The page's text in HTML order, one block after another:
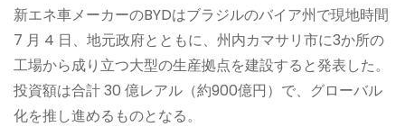
新エネ車メーカーのBYDはブラジルのバイア州で現地時間
7 月 4 日、地元政府とともに、州内カマサリ市に3か所の
工場から成り立つ大型の生産拠点を建設すると発表した。
投資額は合計 30 億レアル（約900億円）で、グローバル
化を推し進めるものとなる。